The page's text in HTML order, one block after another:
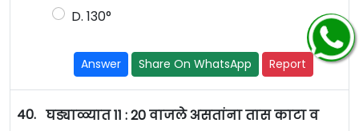
D. 130°
Answer Share On WhatsApp Report
40. घड्याळ्यात 11 : 20 वाजले असतांना तास काटा व